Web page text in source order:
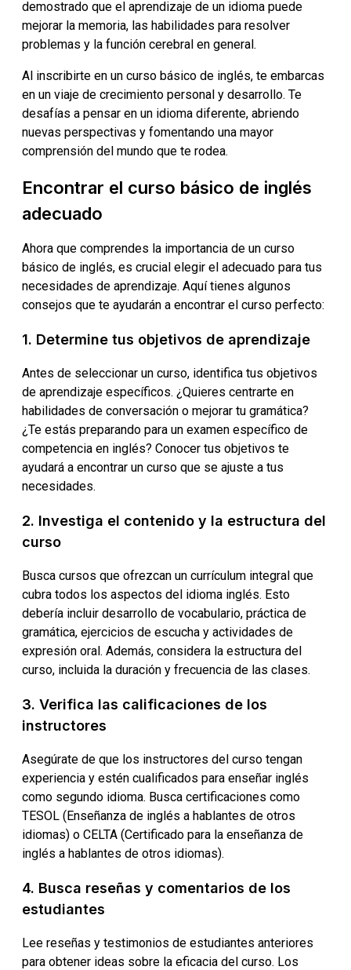
demostrado que el aprendizaje de un idioma puede
mejorar la memoria, las habilidades para resolver
problemas y la función cerebral en general.
Al inscribirte en un curso básico de inglés, te embarcas
en un viaje de crecimiento personal y desarrollo. Te
desafías a pensar en un idioma diferente, abriendo
nuevas perspectivas y fomentando una mayor
comprensión del mundo que te rodea.
Encontrar el curso básico de inglés
adecuado
Ahora que comprendes la importancia de un curso
básico de inglés, es crucial elegir el adecuado para tus
necesidades de aprendizaje. Aquí tienes algunos
consejos que te ayudarán a encontrar el curso perfecto:
1. Determine tus objetivos de aprendizaje
Antes de seleccionar un curso, identifica tus objetivos
de aprendizaje específicos. ¿Quieres centrarte en
habilidades de conversación o mejorar tu gramática?
¿Te estás preparando para un examen específico de
competencia en inglés? Conocer tus objetivos te
ayudará a encontrar un curso que se ajuste a tus
necesidades.
2. Investiga el contenido y la estructura del
curso
Busca cursos que ofrezcan un currículum integral que
cubra todos los aspectos del idioma inglés. Esto
debería incluir desarrollo de vocabulario, práctica de
gramática, ejercicios de escucha y actividades de
expresión oral. Además, considera la estructura del
curso, incluida la duración y frecuencia de las clases.
3. Verifica las calificaciones de los
instructores
Asegúrate de que los instructores del curso tengan
experiencia y estén cualificados para enseñar inglés
como segundo idioma. Busca certificaciones como
TESOL (Enseñanza de inglés a hablantes de otros
idiomas) o CELTA (Certificado para la enseñanza de
inglés a hablantes de otros idiomas).
4. Busca reseñas y comentarios de los
estudiantes
Lee reseñas y testimonios de estudiantes anteriores
para obtener ideas sobre la eficacia del curso. Los